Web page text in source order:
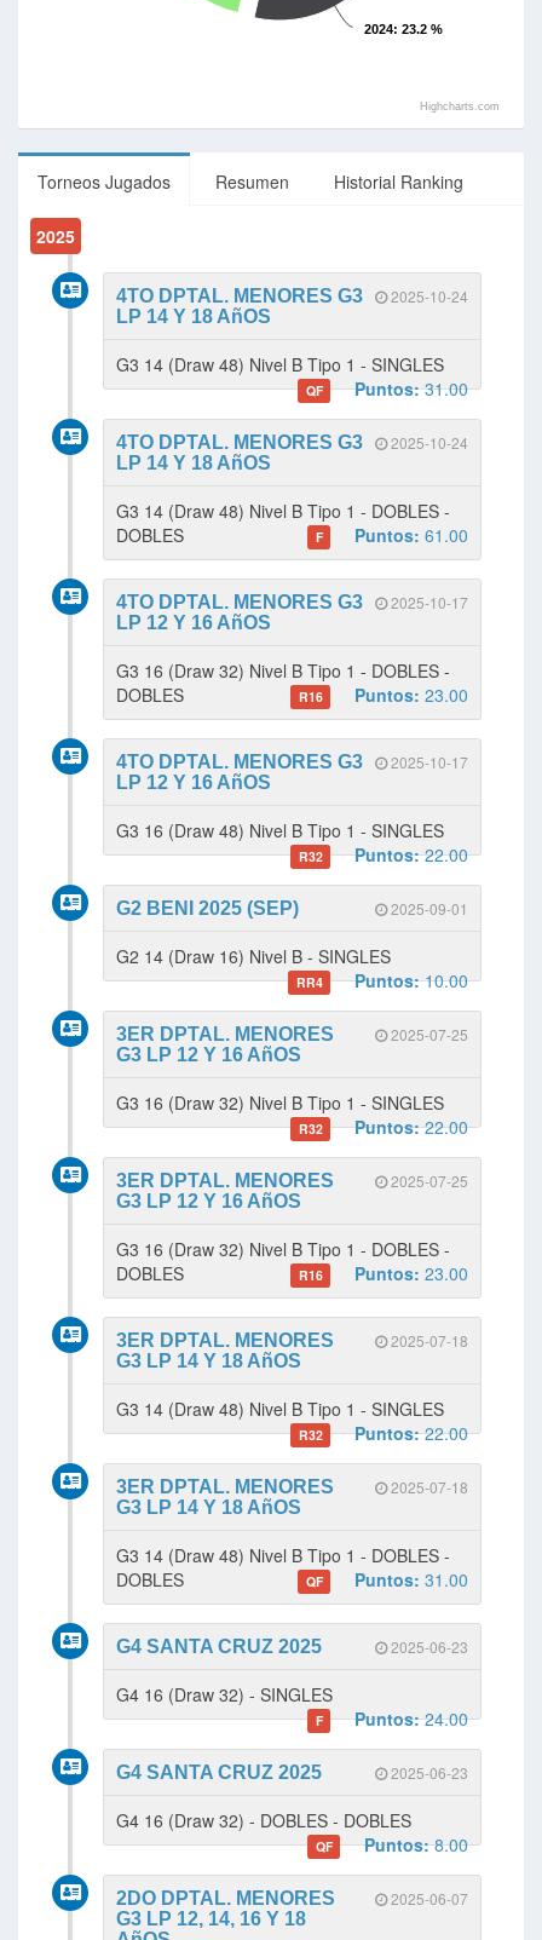
2024: 23.2 %
Highcharts.com
Torneos Jugados Resumen Historial Ranking
2025
2025-10-24
4TO DPTAL. MENORES G3
LP 14 Y 18 AñOS
G3 14 (Draw 48) Nivel B Tipo 1 - SINGLES
QF Puntos:31.00
2025-10-24
4TO DPTAL. MENORES G3
LP 14 Y 18 AñOS
G3 14 (Draw 48) Nivel B Tipo 1 - DOBLES -
DOBLES
F Puntos: 61.00
2025-10-17
4TO DPTAL. MENORES G3
LP 12 Y 16 AñOS
G3 16 (Draw 32) Nivel B Tipo 1 - DOBLES -
DOBLES
R16 Puntos: 23.00
2025-10-17
4TO DPTAL. MENORES G3
LP 12 Y 16 AñOS
G3 16 (Draw 48) Nivel B Tipo 1 - SINGLES
R32 Puntos:22.00
2025-09-01
G2 BENI 2025 (SEP)
G2 14 (Draw 16) Nivel B - SINGLES
RR4 Puntos:10.00
2025-07-25
3ER DPTAL. MENORES
G3 LP 12 Y 16 AñOS
G3 16 (Draw 32) Nivel B Tipo 1 - SINGLES
R32 Puntos:22.00
2025-07-25
3ER DPTAL. MENORES
G3 LP 12 Y 16 AñOS
G3 16 (Draw 32) Nivel B Tipo 1 - DOBLES -
DOBLES
R16 Puntos: 23.00
2025-07-18
3ER DPTAL. MENORES
G3 LP 14 Y 18 AñOS
G3 14 (Draw 48) Nivel B Tipo 1 - SINGLES
R32 Puntos:22.00
2025-07-18
3ER DPTAL. MENORES
G3 LP 14 Y 18 AñOS
G3 14 (Draw 48) Nivel B Tipo 1 - DOBLES -
DOBLES
QF Puntos: 31.00
2025-06-23
G4 SANTA CRUZ 2025
G4 16 (Draw 32) - SINGLES
F Puntos:24.00
2025-06-23
G4 SANTA CRUZ 2025
G4 16 (Draw 32) - DOBLES - DOBLES
QF Puntos:8.00
2025-06-07
2DO DPTAL. MENORES
G3 LP 12, 14, 16 Y 18